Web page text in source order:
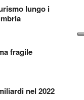
lungo i
fragile
nel 2022